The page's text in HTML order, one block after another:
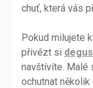
chuť, která vás
Pokud milujete
přivézt si
navštívíte. Malé
ochutnat několik